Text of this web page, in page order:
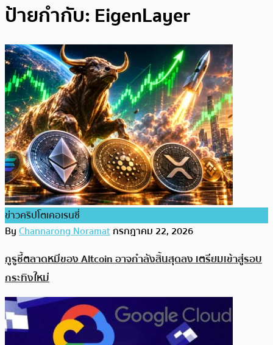
ป้ายกำกับ: EigenLayer
ข่าวคริปโตเคอเรนซี่
ByChannarong Noramatกรกฎาคม 22, 2026
กูรูชี้ตลาดหมีของ Altcoin อาจกำลังสิ้นสุดลง เตรียมเข้าสู่รอบ
กระทิงใหม่